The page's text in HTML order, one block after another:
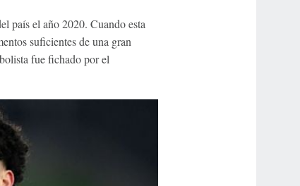
país el año 2020. Cuando esta
suficientes de una gran
fue fichado por el